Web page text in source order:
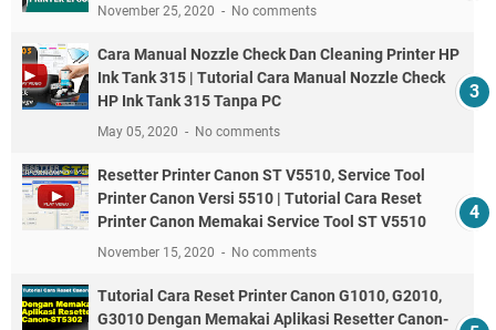
November 25, 2020 No comments
Cara Manual Nozzle Check Dan Cleaning Printer HP
Ink Tank 315 | Tutorial Cara Manual Nozzle Check
HP Ink Tank 315 Tanpa PC
May 05, 2020 No comments
Resetter Printer Canon ST V5510, Service Tool
Printer Canon Versi 5510 | Tutorial Cara Reset
Printer Canon Memakai Service Tool ST V5510
November 15, 2020 No comments
Tutorial Cara Reset Printer Canon G1010, G2010,
G3010 Dengan Memakai Aplikasi Resetter Canon-